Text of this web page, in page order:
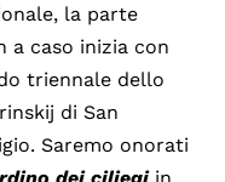
la parte
a caso inizia con
triennale dello
di San
Saremo onorati